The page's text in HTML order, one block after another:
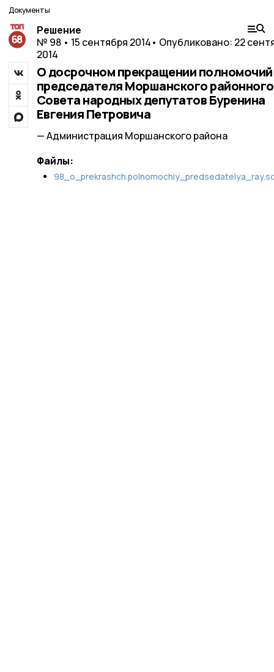
Документы
Решение
№ 98 • 15 сентября 2014• Опубликовано: 22
2014
О досрочном прекращении полномочий
председателя Моршанского районного
Совета народных депутатов Буренина
Евгения Петровича
— Администрация Моршанского района
Файлы: